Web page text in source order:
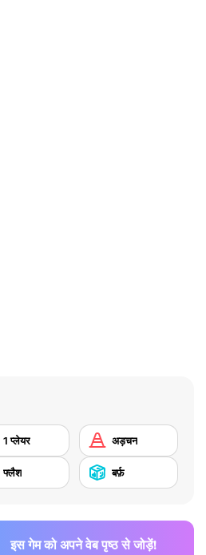
1 प्लेयर अड़चन
फ्लैश बर्फ़
इस गेम को अपने वेब पृष्ठ से जोड़ें!